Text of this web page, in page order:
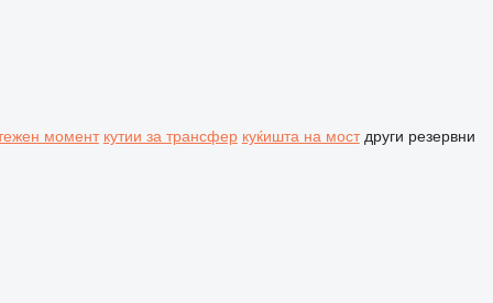
момент кутии за трансфер куќишта на мост други резервни